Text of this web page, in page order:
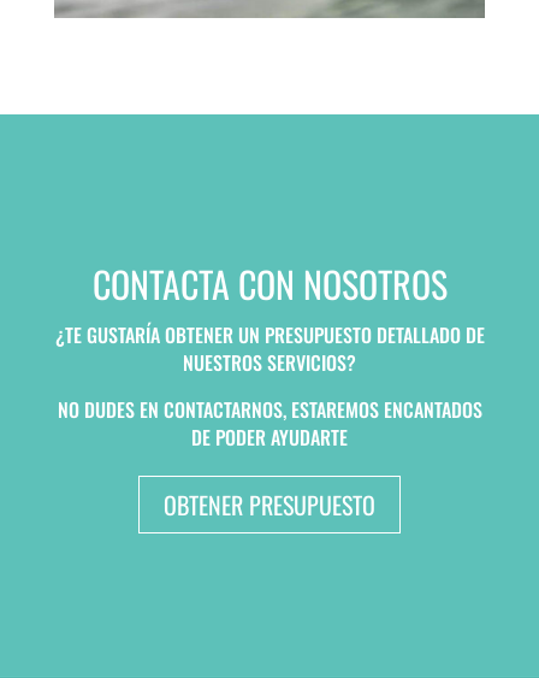
CONTACTA CON NOSOTROS
¿TE GUSTARÍA OBTENER UN PRESUPUESTO DETALLADO DE
NUESTROS SERVICIOS?
NO DUDES EN CONTACTARNOS, ESTAREMOS ENCANTADOS
DE PODER AYUDARTE
OBTENER PRESUPUESTO